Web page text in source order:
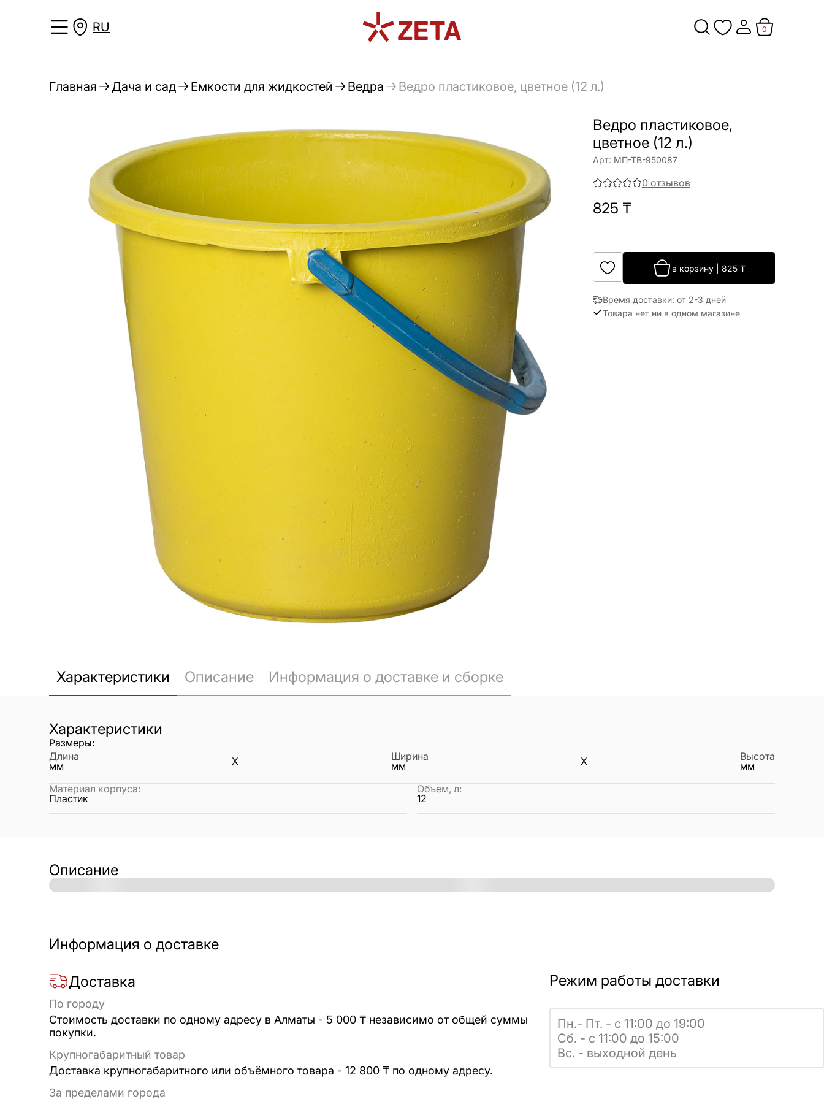
RU 0
Главная Дача и сад Емкости для жидкостей Ведра Ведро пластиковое, цветное (12 л.)
Ведро пластиковое,
цветное (12 л.)
Арт: МП-ТВ-950087
0 отзывов
825 ₸
в корзину| 825₸
Время доставки: от 2-3 дней
Товара нет ни в одном магазине
Характеристики Описание Информация о доставке и сборке
Характеристики
Размеры:
Длина
мм
X
Ширина
мм
X
Высота
мм
Материал корпуса:
Пластик
Объем, л:
12
Описание
Информация о доставке
Доставка
По городу
Стоимость доставки по одному адресу в Алматы - 5 000 ₸ независимо от общей суммы
покупки.
Крупногабаритный товар
Доставка крупногабаритного или объёмного товара - 12 800 ₸ по одному адресу.
За пределами города
Режим работы доставки
Пн.- Пт. - с 11:00 до 19:00
Сб. - с 11:00 до 15:00
Вс. - выходной день